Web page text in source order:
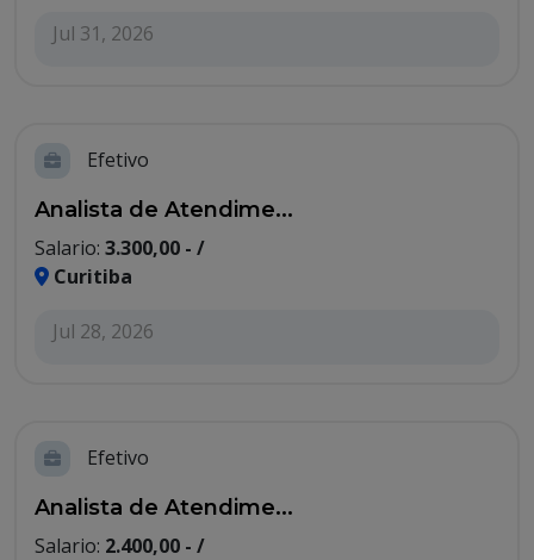
Jul 31, 2026
Efetivo
Analista de Atendime...
Salario: 3.300,00 - /
Curitiba
Jul 28, 2026
Efetivo
Analista de Atendime...
Salario: 2.400,00 - /